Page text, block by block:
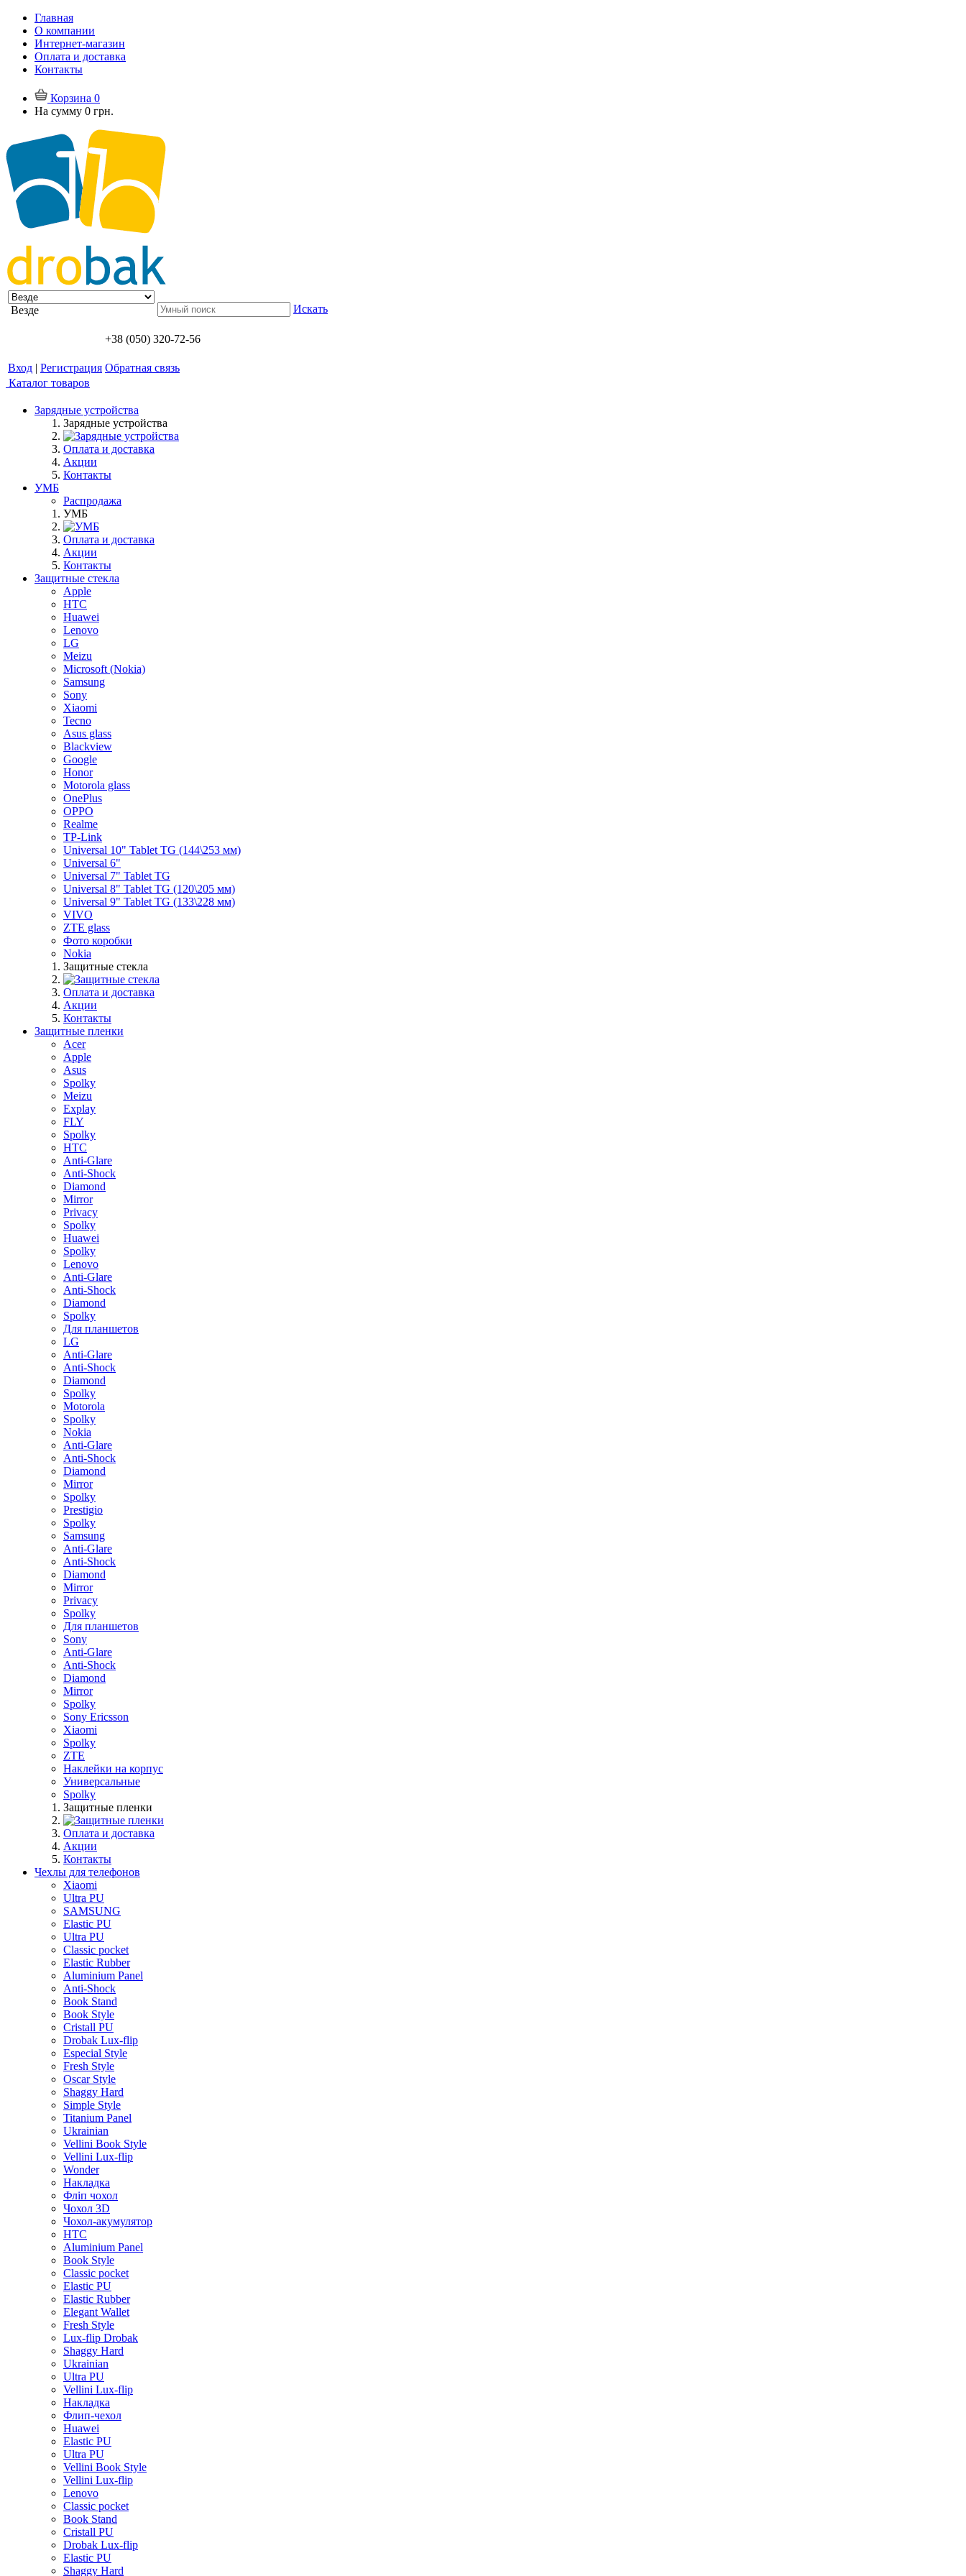
Главная
О компании
Интернет-магазин
Оплата и доставка
Контакты
Корзина 0
На сумму 0 грн.
Везде Искать
+38 (050) 320-72-56
Вход | Регистрация Обратная связь
Каталог товаров
Зарядные устройства
Зарядные устройства
Оплата и доставка
Акции
Контакты
УМБ
Распродажа
УМБ
Оплата и доставка
Акции
Контакты
Защитные стекла
Apple
HTC
Huawei
Lenovo
LG
Meizu
Microsoft (Nokia)
Samsung
Sony
Xiaomi
Tecno
Asus glass
Blackview
Google
Honor
Motorola glass
OnePlus
OPPO
Realme
TP-Link
Universal 10" Tablet TG (144\253 мм)
Universal 6"
Universal 7" Tablet TG
Universal 8" Tablet TG (120\205 мм)
Universal 9" Tablet TG (133\228 мм)
VIVO
ZTE glass
Фото коробки
Nokia
Защитные стекла
Оплата и доставка
Акции
Контакты
Защитные пленки
Acer
Apple
Asus
Spolky
Meizu
Explay
FLY
Spolky
HTC
Anti-Glare
Anti-Shock
Diamond
Mirror
Privacy
Spolky
Huawei
Spolky
Lenovo
Anti-Glare
Anti-Shock
Diamond
Spolky
Для планшетов
LG
Anti-Glare
Anti-Shock
Diamond
Spolky
Motorola
Spolky
Nokia
Anti-Glare
Anti-Shock
Diamond
Mirror
Spolky
Prestigio
Spolky
Samsung
Anti-Glare
Anti-Shock
Diamond
Mirror
Privacy
Spolky
Для планшетов
Sony
Anti-Glare
Anti-Shock
Diamond
Mirror
Spolky
Sony Ericsson
Xiaomi
Spolky
ZTE
Наклейки на корпус
Универсальные
Spolky
Защитные пленки
Оплата и доставка
Акции
Контакты
Чехлы для телефонов
Xiaomi
Ultra PU
SAMSUNG
Elastic PU
Ultra PU
Classic pocket
Elastic Rubber
Aluminium Panel
Anti-Shock
Book Stand
Book Style
Cristall PU
Drobak Lux-flip
Especial Style
Fresh Style
Oscar Style
Shaggy Hard
Simple Style
Titanium Panel
Ukrainian
Vellini Book Style
Vellini Lux-flip
Wonder
Накладка
Фліп чохол
Чохол 3D
Чохол-акумулятор
HTC
Aluminium Panel
Book Style
Classic pocket
Elastic PU
Elastic Rubber
Elegant Wallet
Fresh Style
Lux-flip Drobak
Shaggy Hard
Ukrainian
Ultra PU
Vellini Lux-flip
Накладка
Флип-чехол
Huawei
Elastic PU
Ultra PU
Vellini Book Style
Vellini Lux-flip
Lenovo
Classic pocket
Book Stand
Cristall PU
Drobak Lux-flip
Elastic PU
Shaggy Hard